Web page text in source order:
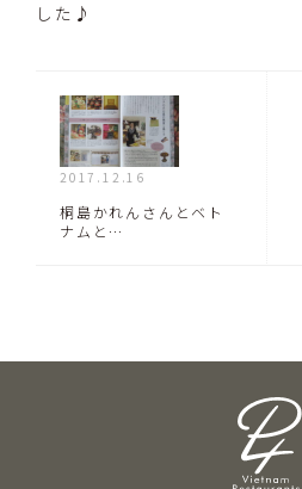
した♪
2017.12.16
桐島かれんさんとベト
ナムと…